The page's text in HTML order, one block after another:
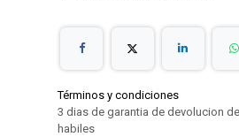
Términos y condiciones
3 dias de garantia de devolucion
habiles